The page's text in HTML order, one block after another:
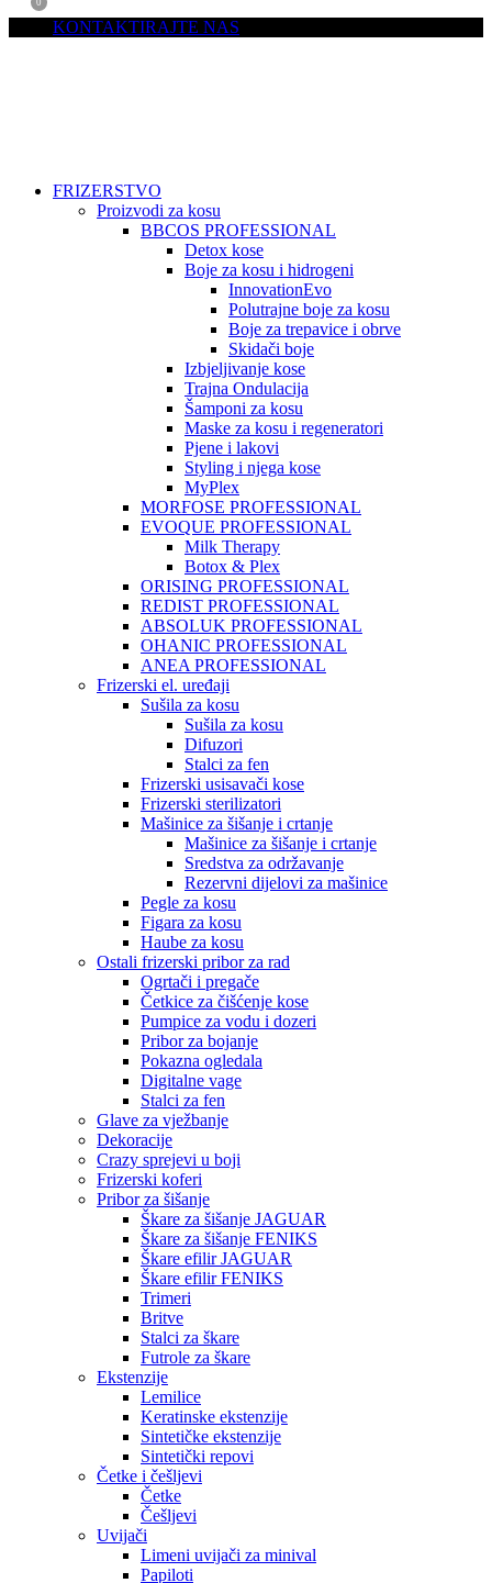
KONTAKTIRAJTE NAS
FRIZERSTVO
Proizvodi za kosu
BBCOS PROFESSIONAL
Detox kose
Boje za kosu i hidrogeni
InnovationEvo
Polutrajne boje za kosu
Boje za trepavice i obrve
Skidači boje
Izbjeljivanje kose
Trajna Ondulacija
Šamponi za kosu
Maske za kosu i regeneratori
Pjene i lakovi
Styling i njega kose
MyPlex
MORFOSE PROFESSIONAL
EVOQUE PROFESSIONAL
Milk Therapy
Botox & Plex
ORISING PROFESSIONAL
REDIST PROFESSIONAL
ABSOLUK PROFESSIONAL
OHANIC PROFESSIONAL
ANEA PROFESSIONAL
Frizerski el. uređaji
Sušila za kosu
Sušila za kosu
Difuzori
Stalci za fen
Frizerski usisavači kose
Frizerski sterilizatori
Mašinice za šišanje i crtanje
Mašinice za šišanje i crtanje
Sredstva za održavanje
Rezervni dijelovi za mašinice
Pegle za kosu
Figara za kosu
Haube za kosu
Ostali frizerski pribor za rad
Ogrtači i pregače
Četkice za čišćenje kose
Pumpice za vodu i dozeri
Pribor za bojanje
Pokazna ogledala
Digitalne vage
Stalci za fen
Glave za vježbanje
Dekoracije
Crazy sprejevi u boji
Frizerski koferi
Pribor za šišanje
Škare za šišanje JAGUAR
Škare za šišanje FENIKS
Škare efilir JAGUAR
Škare efilir FENIKS
Trimeri
Britve
Stalci za škare
Futrole za škare
Ekstenzije
Lemilice
Keratinske ekstenzije
Sintetičke ekstenzije
Sintetički repovi
Četke i češljevi
Četke
Češljevi
Uvijači
Limeni uvijači za minival
Papiloti
0